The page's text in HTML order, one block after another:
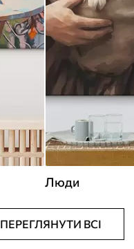
Люди
ПЕРЕГЛЯНУТИ ВСІ